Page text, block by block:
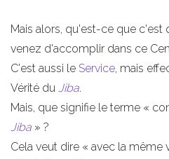
Mais alors, qu'est-ce que c'est
venez d'accomplir dans ce
C'est aussi le Service, mais
Vérité du Jiba.
Mais, que signifie le terme «
Jiba » ?
Cela veut dire « avec la même